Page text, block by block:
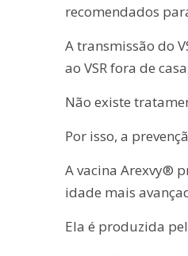
recomendados
A transmissão do
ao VSR fora de
Não existe
Por isso, a
A vacina Arexvy®
idade mais
Ela é produzida